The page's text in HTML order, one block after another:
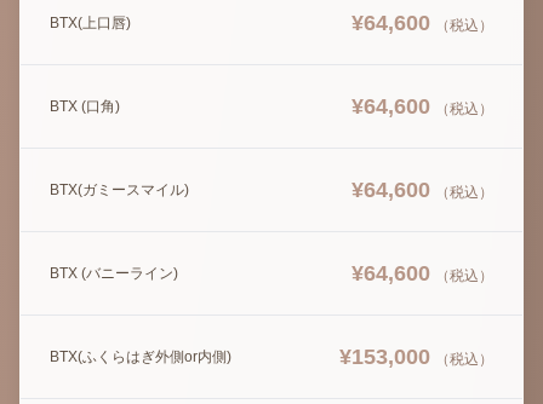
BTX(上口唇) ¥64,600 （税込）
BTX (口角) ¥64,600 （税込）
BTX(ガミースマイル) ¥64,600 （税込）
BTX (バニーライン) ¥64,600 （税込）
BTX(ふくらはぎ外側or内側) ¥153,000 （税込）